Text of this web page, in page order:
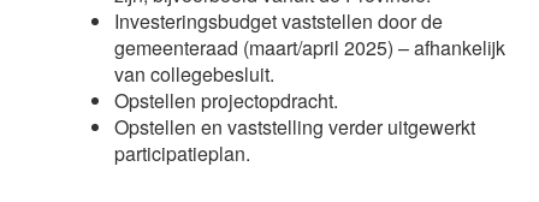
Investeringsbudget vaststellen door de
gemeenteraad (maart/april 2025) – afhankelijk
van collegebesluit.
Opstellen projectopdracht.
Opstellen en vaststelling verder uitgewerkt
participatieplan.